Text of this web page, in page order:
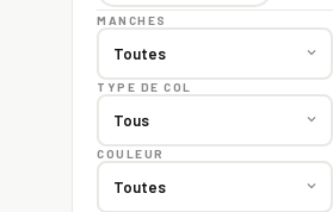
MANCHES
TYPE DE COL
COULEUR